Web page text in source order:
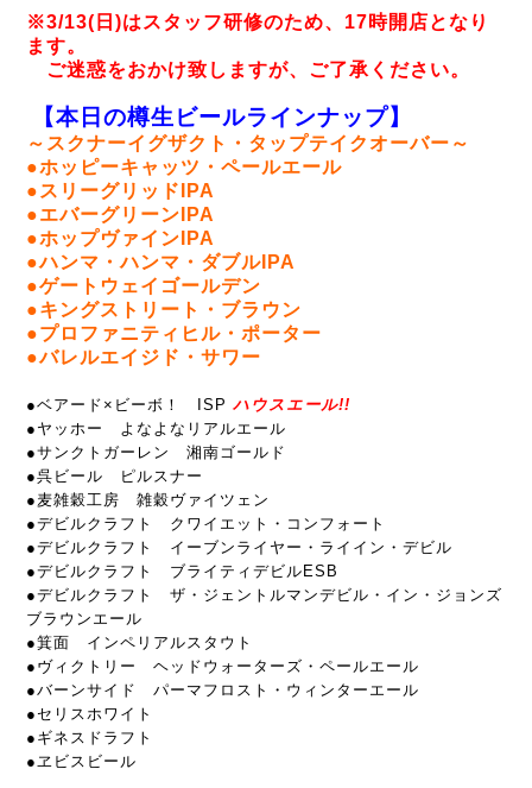
※3/13(日)はスタッフ研修のため、17時開店となり
ます。
ご迷惑をおかけ致しますが、ご了承ください。
【本日の樽生ビールラインナップ】
～スクナーイグザクト・タップテイクオーバー～
●ホッピーキャッツ・ペールエール
●スリーグリッドIPA
●エバーグリーンIPA
●ホップヴァインIPA
●ハンマ・ハンマ・ダブルIPA
●ゲートウェイゴールデン
●キングストリート・ブラウン
●プロファニティヒル・ポーター
●バレルエイジド・サワー
●ベアード×ビーボ！ ISP ハウスエール!!
●ヤッホー よなよなリアルエール
●サンクトガーレン 湘南ゴールド
●呉ビール ピルスナー
●麦雑穀工房 雑穀ヴァイツェン
●デビルクラフト クワイエット・コンフォート
●デビルクラフト イーブンライヤー・ライイン・デビル
●デビルクラフト ブライティデビルESB
●デビルクラフト ザ・ジェントルマンデビル・イン・ジョンズ
ブラウンエール
●箕面 インペリアルスタウト
●ヴィクトリー ヘッドウォーターズ・ペールエール
●バーンサイド パーマフロスト・ウィンターエール
●セリスホワイト
●ギネスドラフト
●ヱビスビール